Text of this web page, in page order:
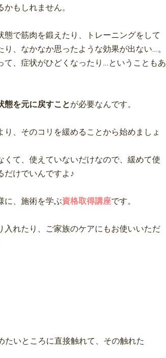
もしれません。
態で筋肉を鍛えたり、トレーニングをして
り、なかなか思ったような効果が出ない…。
て、症状がひどくなったり…ということもあ
態を元に戻すことが必要なんです。
り、そのコリを緩めることから始めましょ
くて、使えていないだけなので、緩めて使
だけでいんですよ♪
に、施術を学ぶ資格取得講座です。
入れたり、ご家族のケアにもお使いいただ
たいところに直接触れて、その触れた